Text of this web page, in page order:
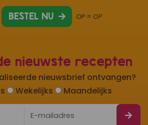
nieuwste recepten
nieuwsbrief ontvangen?
Wekelijks Maandelijks
BESTEL NU OP = OP